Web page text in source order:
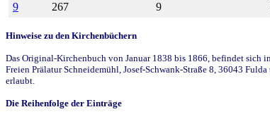
9
267 9
Hinweise zu den Kirchenbüchern
Das Original-Kirchenbuch von Januar 1838 bis 1866, befindet sich
Freien Prälatur Schneidemühl, Josef-Schwank-Straße 8, 36043
erlaubt.
Die Reihenfolge der Einträge